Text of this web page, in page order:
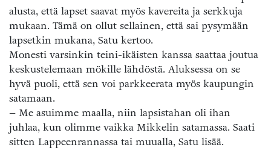
alusta, että lapset saavat myös kavereita ja serkkuja
mukaan. Tämä on ollut sellainen, että sai pysymään
lapsetkin mukana, Satu kertoo.
Monesti varsinkin teini-ikäisten kanssa saattaa joutua
keskustelemaan mökille lähdöstä. Aluksessa on se
hyvä puoli, että sen voi parkkeerata myös kaupungin
satamaan.
– Me asuimme maalla, niin lapsistahan oli ihan
juhlaa, kun olimme vaikka Mikkelin satamassa. Saati
sitten Lappeenrannassa tai muualla, Satu lisää.